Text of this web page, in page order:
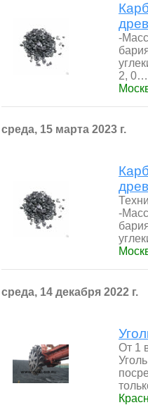
-
2, 0…
среда, 15 марта 2023 г.
-
среда, 14 декабря 2022 г.
От 1